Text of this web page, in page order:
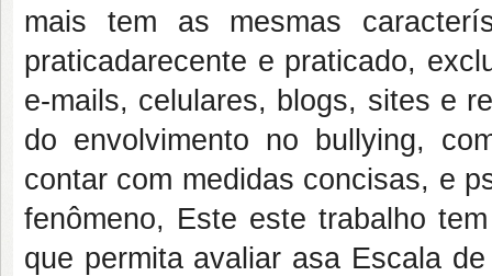
mais tem as mesmas
praticadarecente e praticado,
e-mails, celulares, blogs, sites e
do envolvimento no bullying,
contar com medidas concisas, e
fenômeno, Este este trabalho
que permita avaliar asa Escala